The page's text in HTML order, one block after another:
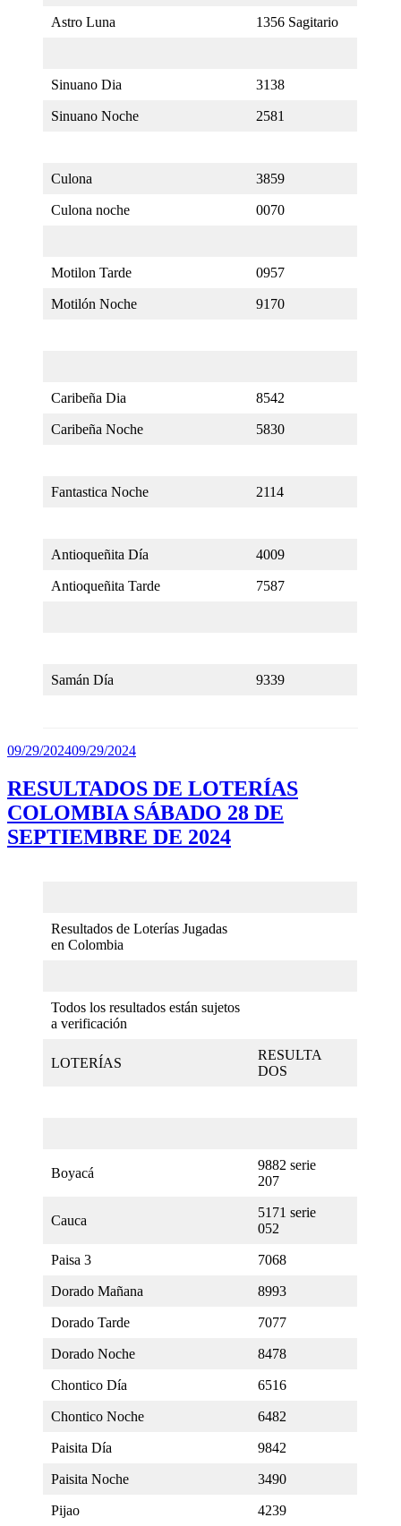
Astro Luna 1356 Sagitario
Sinuano Dia 3138
Sinuano Noche 2581
Culona 3859
Culona noche 0070
Motilon Tarde 0957
Motilón Noche 9170
Caribeña Dia 8542
Caribeña Noche 5830
Fantastica Noche 2114
Antioqueñita Día 4009
Antioqueñita Tarde 7587
Samán Día 9339
Publicado
09/29/202409/29/2024
RESULTADOS DE LOTERÍAS
COLOMBIA SÁBADO 28 DE
SEPTIEMBRE DE 2024
Resultados de Loterías Jugadas
en Colombia
Todos los resultados están sujetos
a verificación
LOTERÍAS
RESULTA
DOS
Boyacá
9882 serie
207
Cauca
5171 serie
052
Paisa 3 7068
Dorado Mañana 8993
Dorado Tarde 7077
Dorado Noche 8478
Chontico Día 6516
Chontico Noche 6482
Paisita Día 9842
Paisita Noche 3490
Pijao 4239